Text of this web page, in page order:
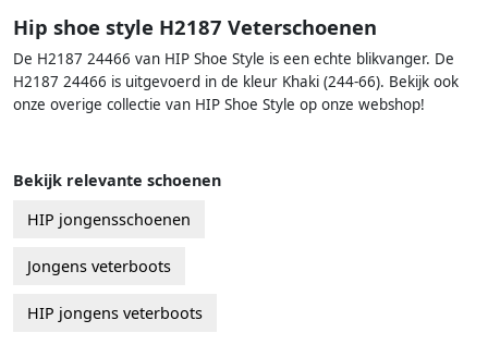
Hip shoe style H2187 Veterschoenen
De H2187 24466 van HIP Shoe Style is een echte blikvanger. De
H2187 24466 is uitgevoerd in de kleur Khaki (244-66). Bekijk ook
onze overige collectie van HIP Shoe Style op onze webshop!
Bekijk relevante schoenen
HIP jongensschoenen
Jongens veterboots
HIP jongens veterboots